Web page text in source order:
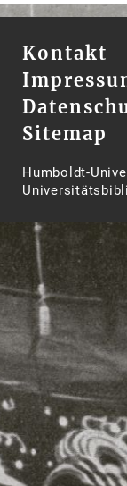
Kontakt
Sitemap
Humboldt-